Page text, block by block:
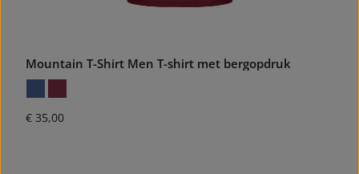
Mountain T-Shirt Men T-shirt met bergopdruk
Normale prijs:
€ 35,00